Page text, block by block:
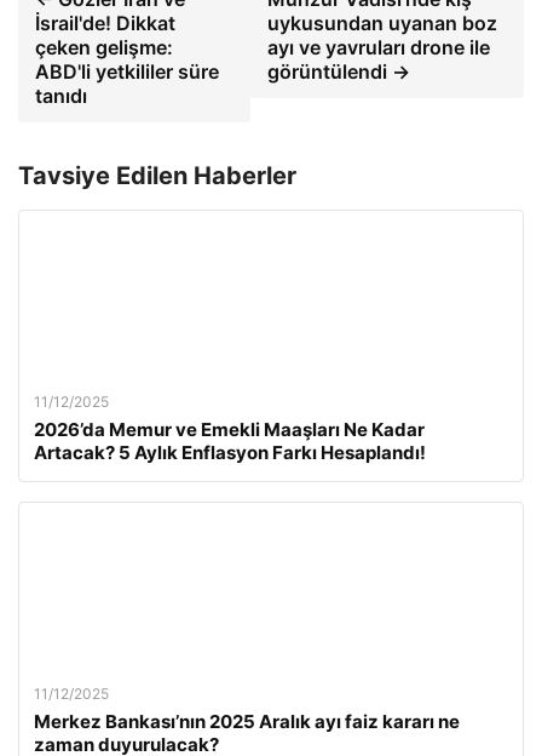
İsrail'de! Dikkat
çeken gelişme:
ABD'li yetkililer süre
tanıdı
uykusundan uyanan boz
ayı ve yavruları drone ile
görüntülendi →
Tavsiye Edilen Haberler
11/12/2025
2026’da Memur ve Emekli Maaşları Ne Kadar
Artacak? 5 Aylık Enflasyon Farkı Hesaplandı!
11/12/2025
Merkez Bankası’nın 2025 Aralık ayı faiz kararı ne
zaman duyurulacak?